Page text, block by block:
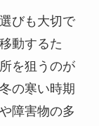
びも大切で
動するた
を狙うのが
の寒い時期
障害物の多